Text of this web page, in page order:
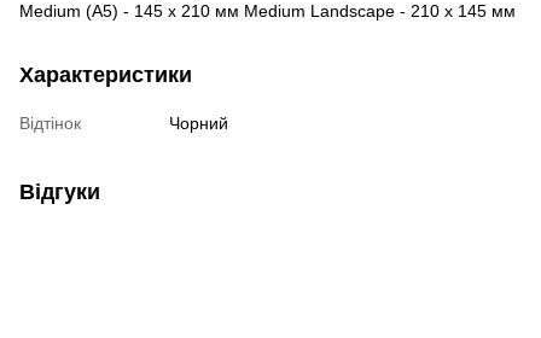
Medium (A5) - 145 х 210 мм Medium Landscape - 210 х 145 мм
Характеристики
Відтінок Чорний
Відгуки